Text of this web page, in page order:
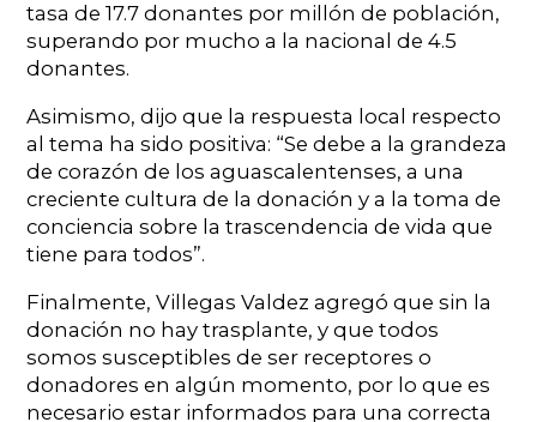
tasa de 17.7 donantes por millón de población,
superando por mucho a la nacional de 4.5
donantes.
Asimismo, dijo que la respuesta local respecto
al tema ha sido positiva: “Se debe a la grandeza
de corazón de los aguascalentenses, a una
creciente cultura de la donación y a la toma de
conciencia sobre la trascendencia de vida que
tiene para todos”.
Finalmente, Villegas Valdez agregó que sin la
donación no hay trasplante, y que todos
somos susceptibles de ser receptores o
donadores en algún momento, por lo que es
necesario estar informados para una correcta